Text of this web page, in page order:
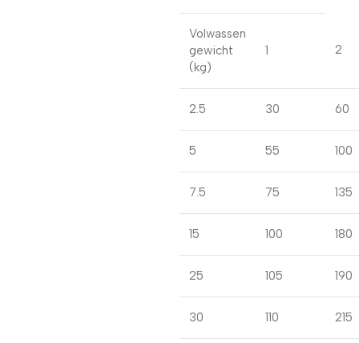
Volwassen
gewicht
(kg)
1 2
2.5 30 60
5 55 100
7.5 75 135
15 100 180
25 105 190
30 110 215